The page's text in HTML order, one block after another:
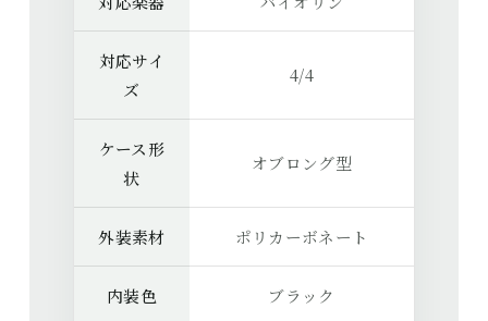
対応サイ
ズ
4/4
ケース形
状
オブロング型
外装素材 ポリカーボネート
内装色 ブラック